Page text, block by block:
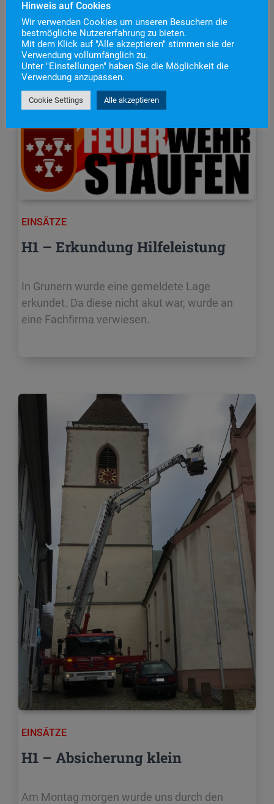
EINSÄTZE
H1 – Erkundung Hilfeleistung
In Grunern wurde eine gemeldete Lage
erkundet. Da diese nicht akut war, wurde an
eine Fachfirma verwiesen.
EINSÄTZE
H1 – Absicherung klein
Am Montag morgen wurde uns durch den
Hinweis auf Cookies
Wir verwenden Cookies um unseren Besuchern die
bestmögliche Nutzererfahrung zu bieten.
Mit dem Klick auf "Alle akzeptieren" stimmen sie der
Verwendung vollumfänglich zu.
Unter "Einstellungen" haben Sie die Möglichkeit die
Verwendung anzupassen.
Cookie Settings Alle akzeptieren